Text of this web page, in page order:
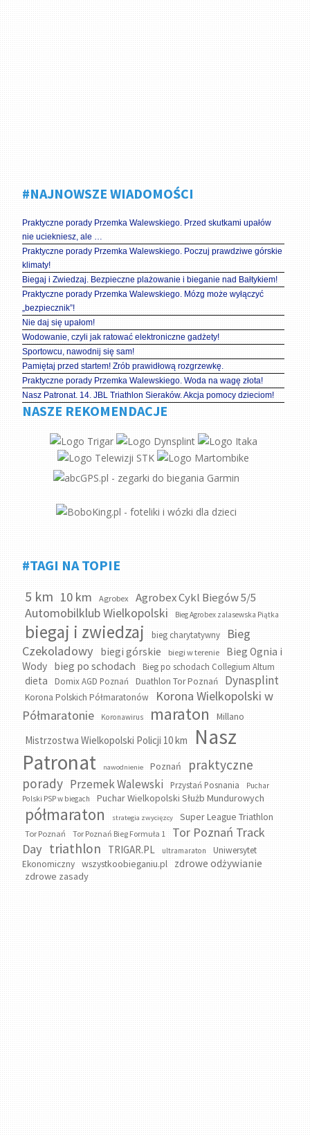
#NAJNOWSZE WIADOMOŚCI
Praktyczne porady Przemka Walewskiego. Przed skutkami upałów
nie uciekniesz, ale …
Praktyczne porady Przemka Walewskiego. Poczuj prawdziwe górskie
klimaty!
Biegaj i Zwiedzaj. Bezpieczne plażowanie i bieganie nad Bałtykiem!
Praktyczne porady Przemka Walewskiego. Mózg może wyłączyć
„bezpiecznik”!
Nie daj się upałom!
Wodowanie, czyli jak ratować elektroniczne gadżety!
Sportowcu, nawodnij się sam!
Pamiętaj przed startem! Zrób prawidłową rozgrzewkę.
Praktyczne porady Przemka Walewskiego. Woda na wagę złota!
Nasz Patronat. 14. JBL Triathlon Sieraków. Akcja pomocy dzieciom!
NASZE REKOMENDACJE
#TAGI NA TOPIE
5 km 10 km Agrobex Agrobex Cykl Biegów 5/5
Automobilklub Wielkopolski Bieg Agrobex zalasewska Piątka
biegaj i zwiedzaj bieg charytatywny
Bieg
Czekoladowy
biegi górskie biegi w terenie
Bieg Ognia i
Wody bieg po schodach Bieg po schodach Collegium Altum
dieta Domix AGD Poznań Duathlon Tor Poznań Dynasplint
Korona Polskich Półmaratonów
Korona Wielkopolski w
Półmaratonie
Koronawirus maraton Millano
Mistrzostwa Wielkopolski Policji 10 km
Nasz
Patronat
nawodnienie Poznań
praktyczne
porady Przemek Walewski Przystań Posnania
Puchar
Polski PSP w biegach
Puchar Wielkopolski Służb Mundurowych
półmaraton strategia zwycięzcy Super League Triathlon
Tor Poznań Tor Poznań Bieg Formuła 1
Tor Poznań Track
Day triathlon TRIGAR.PL ultramaraton
Uniwersytet
Ekonomiczny
wszystkoobieganiu.pl zdrowe odżywianie
zdrowe zasady